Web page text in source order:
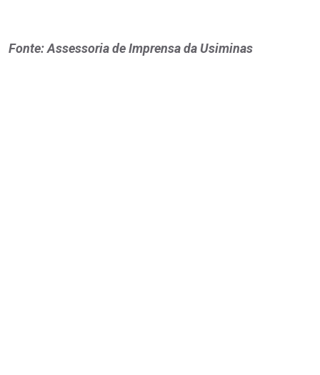
Fonte: Assessoria de Imprensa da Usiminas